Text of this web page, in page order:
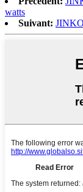
watts
Suivant: